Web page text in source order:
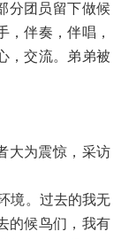
团员留下做候
伴奏，伴唱，
，交流。弟弟被
为震惊，采访
境。过去的我无
的候鸟们，我有